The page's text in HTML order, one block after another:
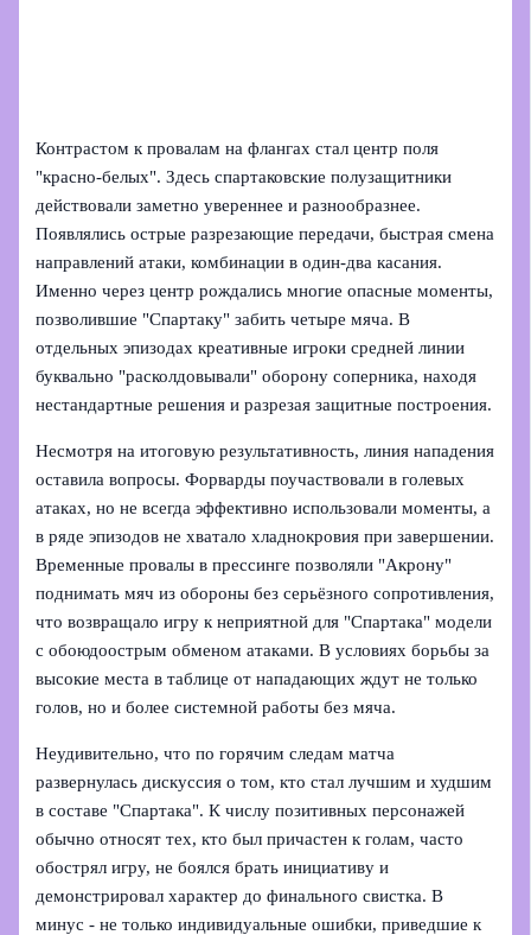
Контрастом к провалам на флангах стал центр поля
"красно-белых". Здесь спартаковские полузащитники
действовали заметно увереннее и разнообразнее.
Появлялись острые разрезающие передачи, быстрая смена
направлений атаки, комбинации в один‑два касания.
Именно через центр рождались многие опасные моменты,
позволившие "Спартаку" забить четыре мяча. В
отдельных эпизодах креативные игроки средней линии
буквально "расколдовывали" оборону соперника, находя
нестандартные решения и разрезая защитные построения.
Несмотря на итоговую результативность, линия нападения
оставила вопросы. Форварды поучаствовали в голевых
атаках, но не всегда эффективно использовали моменты, а
в ряде эпизодов не хватало хладнокровия при завершении.
Временные провалы в прессинге позволяли "Акрону"
поднимать мяч из обороны без серьёзного сопротивления,
что возвращало игру к неприятной для "Спартака" модели
с обоюдоострым обменом атаками. В условиях борьбы за
высокие места в таблице от нападающих ждут не только
голов, но и более системной работы без мяча.
Неудивительно, что по горячим следам матча
развернулась дискуссия о том, кто стал лучшим и худшим
в составе "Спартака". К числу позитивных персонажей
обычно относят тех, кто был причастен к голам, часто
обострял игру, не боялся брать инициативу и
демонстрировал характер до финального свистка. В
минус - не только индивидуальные ошибки, приведшие к